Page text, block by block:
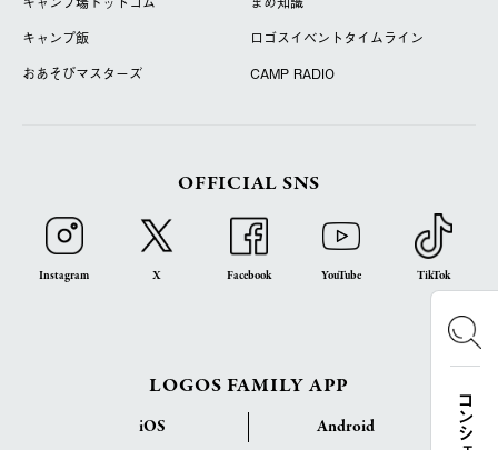
キャンプ飯
ロゴスイベントタイムライン
おあそびマスターズ
CAMP RADIO
OFFICIAL SNS
Instagram X Facebook YouTube TikTok
LOGOS FAMILY APP
iOS Android